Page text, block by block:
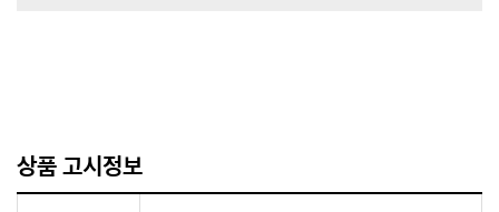
상품 고시정보